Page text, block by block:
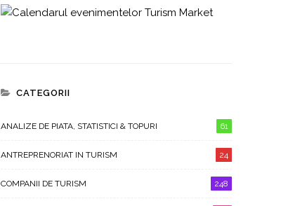
CATEGORII
ANALIZE DE PIATA, STATISTICI & TOPURI 61
ANTREPRENORIAT IN TURISM 24
COMPANII DE TURISM 248